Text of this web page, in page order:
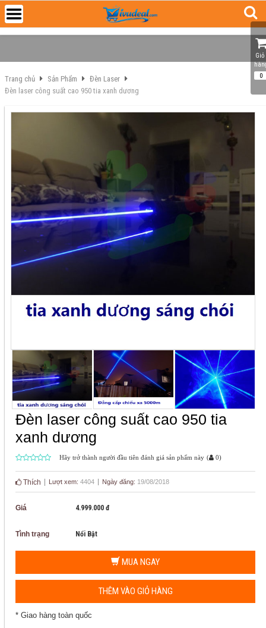
Trang chủ Sản Phẩm
Đèn Laser
Đèn laser công suất cao 950 tia xanh dương
Đèn laser công suất cao 950 tia
xanh dương
Hãy trở thành người đầu tiên đánh giá sản phẩm này ( 0)
Thích Lượt xem: 4404 Ngày đăng: 19/08/2018
Giá 4.999.000 đ
Tình trạng Nổi Bật
MUA NGAY
THÊM VÀO GIỎ HÀNG
* Giao hàng toàn quốc
Giỏ
0